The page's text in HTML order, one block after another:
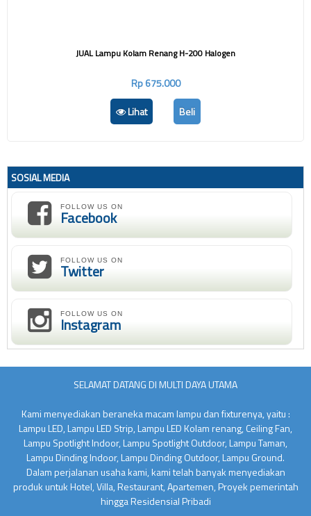
JUAL Lampu Kolam Renang H-200 Halogen
Rp 675.000
Lihat
Beli
SOSIAL MEDIA
FOLLOW US ON
Facebook
FOLLOW US ON
Twitter
FOLLOW US ON
Instagram
SELAMAT DATANG DI MULTI DAYA UTAMA
Kami menyediakan beraneka macam lampu dan fixturenya, yaitu :
Lampu LED, Lampu LED Strip, Lampu LED Kolam renang, Ceiling Fan,
Lampu Spotlight Indoor, Lampu Spotlight Outdoor, Lampu Taman,
Lampu Dinding Indoor, Lampu Dinding Outdoor, Lampu Ground.
Dalam perjalanan usaha kami, kami telah banyak menyediakan
produk untuk Hotel, Villa, Restaurant, Apartemen, Proyek pemerintah
hingga Residensial Pribadi